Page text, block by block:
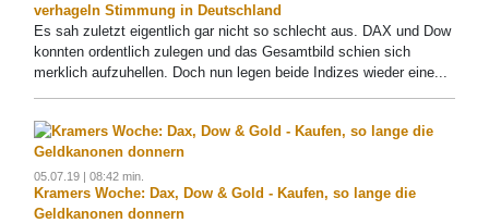
verhageln Stimmung in Deutschland
Es sah zuletzt eigentlich gar nicht so schlecht aus. DAX und Dow
konnten ordentlich zulegen und das Gesamtbild schien sich
merklich aufzuhellen. Doch nun legen beide Indizes wieder eine...
05.07.19 | 08:42 min.
Kramers Woche: Dax, Dow & Gold - Kaufen, so lange die
Geldkanonen donnern